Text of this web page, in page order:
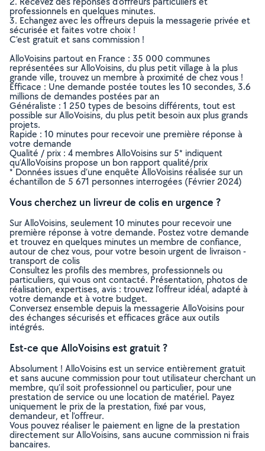
professionnels en quelques minutes.
3. Echangez avec les offreurs depuis la messagerie privée et
sécurisée et faites votre choix !
C’est gratuit et sans commission !
AlloVoisins partout en France : 35 000 communes
représentées sur AlloVoisins, du plus petit village à la plus
grande ville, trouvez un membre à proximité de chez vous !
Efficace : Une demande postée toutes les 10 secondes, 3.6
millions de demandes postées par an
Généraliste : 1 250 types de besoins différents, tout est
possible sur AlloVoisins, du plus petit besoin aux plus grands
projets.
Rapide : 10 minutes pour recevoir une première réponse à
votre demande
Qualité / prix : 4 membres AlloVoisins sur 5* indiquent
qu’AlloVoisins propose un bon rapport qualité/prix
* Données issues d’une enquête AlloVoisins réalisée sur un
échantillon de 5 671 personnes interrogées (Février 2024)
Vous cherchez un livreur de colis en urgence ?
Sur AlloVoisins, seulement 10 minutes pour recevoir une
première réponse à votre demande. Postez votre demande
et trouvez en quelques minutes un membre de confiance,
autour de chez vous, pour votre besoin urgent de livraison -
transport de colis
Consultez les profils des membres, professionnels ou
particuliers, qui vous ont contacté. Présentation, photos de
réalisation, expertises, avis : trouvez l'offreur idéal, adapté à
votre demande et à votre budget.
Conversez ensemble depuis la messagerie AlloVoisins pour
des échanges sécurisés et efficaces grâce aux outils
intégrés.
Est-ce que AlloVoisins est gratuit ?
Absolument ! AlloVoisins est un service entièrement gratuit
et sans aucune commission pour tout utilisateur cherchant un
membre, qu’il soit professionnel ou particulier, pour une
prestation de service ou une location de matériel. Payez
uniquement le prix de la prestation, fixé par vous,
demandeur, et l’offreur.
Vous pouvez réaliser le paiement en ligne de la prestation
directement sur AlloVoisins, sans aucune commission ni frais
bancaires.